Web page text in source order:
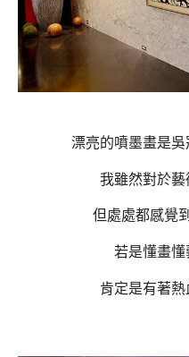
漂亮的噴墨畫是吳
我雖然對於
但處處都感覺
若是懂畫
肯定是有著熱